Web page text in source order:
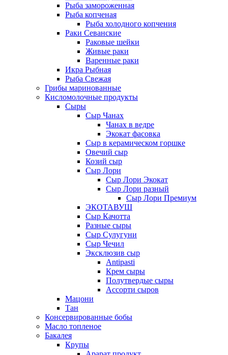
Рыба замороженная
Рыба копченая
Рыба холодного копчения
Раки Севанские
Раковые шейки
Живые раки
Варенные раки
Икра Рыбная
Рыба Свежая
Грибы маринованные
Кисломолочные продукты
Сыры
Сыр Чанах
Чанах в ведре
Экокат фасовка
Сыр в керамическом горшке
Овечий сыр
Козий сыр
Сыр Лори
Сыр Лори Экокат
Сыр Лори разный
Сыр Лори Премиум
ЭКОТАВУШ
Сыр Качотта
Разные сыры
Сыр Сулугуни
Сыр Чечил
Эксклюзив сыр
Antipasti
Крем сыры
Полутвердые сыры
Ассорти сыров
Мацони
Тан
Консервированные бобы
Масло топленое
Бакалея
Крупы